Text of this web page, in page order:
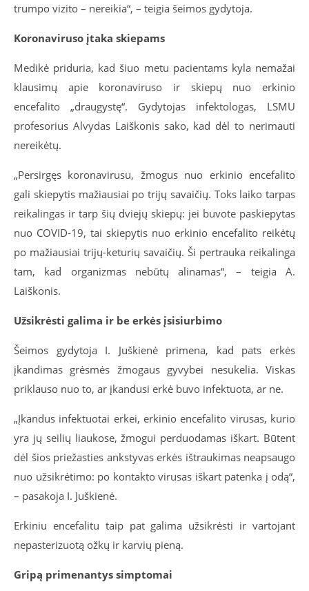
trumpo vizito – nereikia“, – teigia šeimos gydytoja.
Koronaviruso įtaka skiepams
Medikė priduria, kad šiuo metu pacientams kyla nemažai
klausimų apie koronaviruso ir skiepų nuo erkinio
encefalito „draugystę“. Gydytojas infektologas, LSMU
profesorius Alvydas Laiškonis sako, kad dėl to nerimauti
nereikėtų.
„Persirgęs koronavirusu, žmogus nuo erkinio encefalito
gali skiepytis mažiausiai po trijų savaičių. Toks laiko tarpas
reikalingas ir tarp šių dviejų skiepų: jei buvote paskiepytas
nuo COVID-19, tai skiepytis nuo erkinio encefalito reikėtų
po mažiausiai trijų-keturių savaičių. Ši pertrauka reikalinga
tam, kad organizmas nebūtų alinamas“, – teigia A.
Laiškonis.
Užsikrėsti galima ir be erkės įsisiurbimo
Šeimos gydytoja I. Juškienė primena, kad pats erkės
įkandimas grėsmės žmogaus gyvybei nesukelia. Viskas
priklauso nuo to, ar įkandusi erkė buvo infektuota, ar ne.
„Įkandus infektuotai erkei, erkinio encefalito virusas, kurio
yra jų seilių liaukose, žmogui perduodamas iškart. Būtent
dėl šios priežasties ankstyvas erkės ištraukimas neapsaugo
nuo užsikrėtimo: po kontakto virusas iškart patenka į odą“,
– pasakoja I. Juškienė.
Erkiniu encefalitu taip pat galima užsikrėsti ir vartojant
nepasterizuotą ožkų ir karvių pieną.
Gripą primenantys simptomai